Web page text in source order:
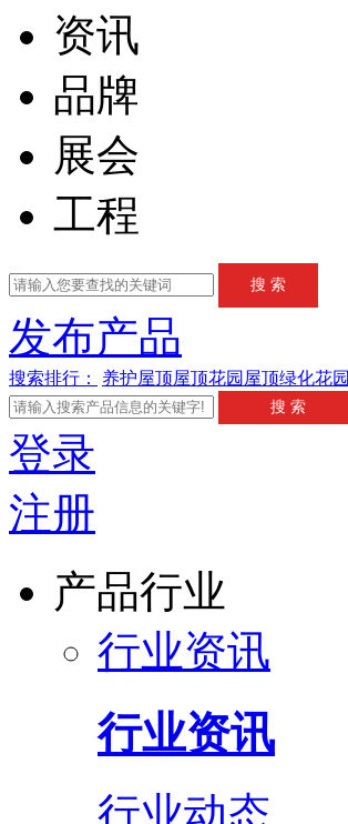
资讯
品牌
展会
工程
发布产品
搜索排行： 养护屋顶屋顶花园 屋顶绿化花园
登录
注册
产品行业
行业资讯
行业资讯
行业动态